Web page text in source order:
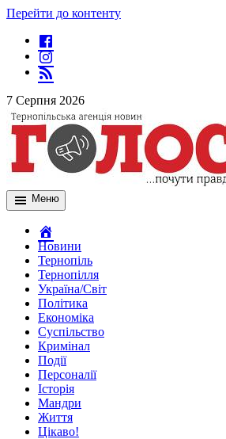
Перейти до контенту
7 Серпня 2026
Меню
Новини
Тернопіль
Тернопілля
Україна/Світ
Політика
Економіка
Суспільство
Кримінал
Події
Персоналії
Історія
Мандри
Життя
Цікаво!